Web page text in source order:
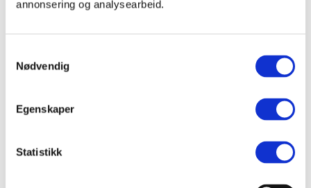
annonsering og analysearbeid.
Nødvendig
Egenskaper
Statistikk
produsentansvar.